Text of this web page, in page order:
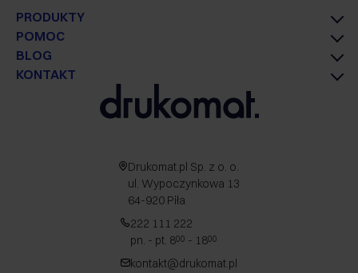
PRODUKTY
POMOC
BLOG
KONTAKT
Drukomat.pl Sp. z o. o.
ul. Wypoczynkowa 13
64-920 Piła
222 111 222
pn. - pt. 800 - 1800
kontakt@drukomat.pl